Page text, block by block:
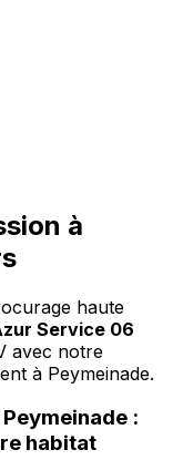
à
haute
Service 06
avec notre
à Peymeinade.
:
habitat